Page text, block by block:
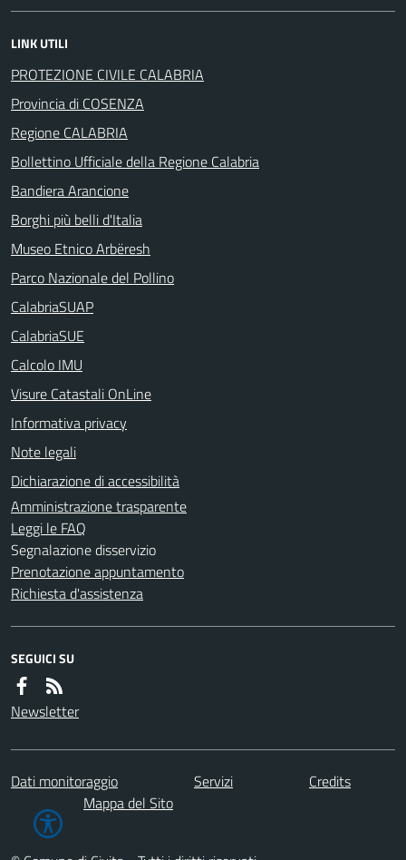
LINK UTILI
PROTEZIONE CIVILE CALABRIA
Provincia di COSENZA
Regione CALABRIA
Bollettino Ufficiale della Regione Calabria
Bandiera Arancione
Borghi più belli d'Italia
Museo Etnico Arbëresh
Parco Nazionale del Pollino
CalabriaSUAP
CalabriaSUE
Calcolo IMU
Visure Catastali OnLine
Informativa privacy
Note legali
Dichiarazione di accessibilità
Amministrazione trasparente
Leggi le FAQ
Segnalazione disservizio
Prenotazione appuntamento
Richiesta d'assistenza
SEGUICI SU
Newsletter
Dati monitoraggio Servizi
Credits
Mappa del Sito